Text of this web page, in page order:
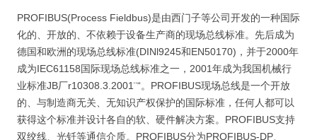
PROFIBUS(Process Fieldbus)是由西门子等公司开发的一种国际
化的、开放的、不依赖于设备生产商的现场总线标准。先后成为
德国和欧洲的现场总线标准(DINl9245和EN50170)，并于2000年
成为IEC61158国际现场总线标准之一，2001年成为我国机械行
业标准JB厂r10308.3.2001¨“。PROFIBUS现场总线是一个开放
的、与制造商无关、无知识产权保护的国际标准，任何人都可以
获得这个标准并设计各自的软、硬件解决方案。PROFIBUS支持
双绞线、光钎等通信介质。PROFIBUS分为PROFIBUS-DP、